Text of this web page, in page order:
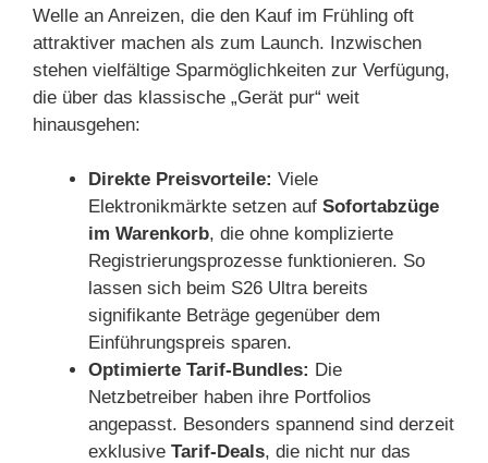
Welle an Anreizen, die den Kauf im Frühling oft
attraktiver machen als zum Launch. Inzwischen
stehen vielfältige Sparmöglichkeiten zur Verfügung,
die über das klassische „Gerät pur“ weit
hinausgehen:
Direkte Preisvorteile: Viele
Elektronikmärkte setzen auf Sofortabzüge
im Warenkorb, die ohne komplizierte
Registrierungsprozesse funktionieren. So
lassen sich beim S26 Ultra bereits
signifikante Beträge gegenüber dem
Einführungspreis sparen.
Optimierte Tarif-Bundles: Die
Netzbetreiber haben ihre Portfolios
angepasst. Besonders spannend sind derzeit
exklusive Tarif-Deals, die nicht nur das